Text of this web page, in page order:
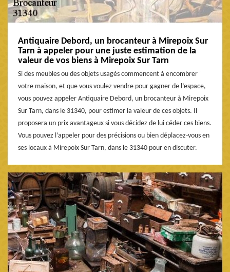
Antiquaire Debord, un brocanteur à Mirepoix Sur
Tarn à appeler pour une juste estimation de la
valeur de vos biens à Mirepoix Sur Tarn
Si des meubles ou des objets usagés commencent à encombrer
votre maison, et que vous voulez vendre pour gagner de l’espace,
vous pouvez appeler Antiquaire Debord, un brocanteur à Mirepoix
Sur Tarn, dans le 31340, pour estimer la valeur de ces objets. Il
proposera un prix avantageux si vous décidez de lui céder ces biens.
Vous pouvez l’appeler pour des précisions ou bien déplacez-vous en
ses locaux à Mirepoix Sur Tarn, dans le 31340 pour en discuter.